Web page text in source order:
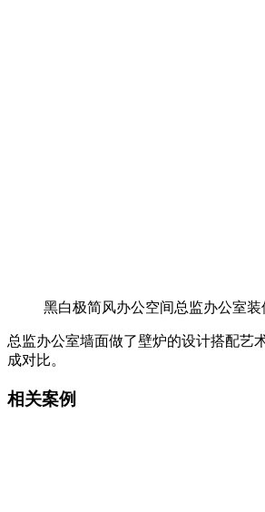
黑白极简风办公空间总监办公室装
总监办公室墙面做了壁炉的设计搭配艺
成对比。
相关案例